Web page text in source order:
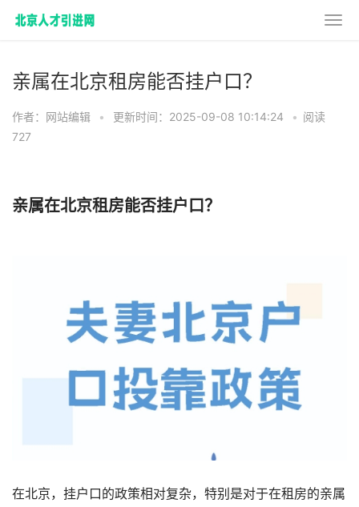
亲属在北京租房能否挂户口？
作者：网站编辑 • 更新时间：2025-09-08 10:14:24 • 阅读
727
亲属在北京租房能否挂户口？
在北京，挂户口的政策相对复杂，特别是对于在租房的亲属